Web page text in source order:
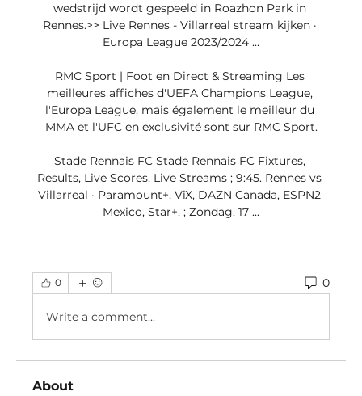
wedstrijd wordt gespeeld in Roazhon Park in
Rennes.>> Live Rennes - Villarreal stream kijken ·
Europa League 2023/2024 ...
RMC Sport | Foot en Direct & Streaming Les
meilleures affiches d'UEFA Champions League,
l'Europa League, mais également le meilleur du
MMA et l'UFC en exclusivité sont sur RMC Sport.
Stade Rennais FC Stade Rennais FC Fixtures,
Results, Live Scores, Live Streams ; 9:45. Rennes vs
Villarreal · Paramount+, ViX, DAZN Canada, ESPN2
Mexico, Star+, ; Zondag, 17 ...
0 0
Write a comment...
About